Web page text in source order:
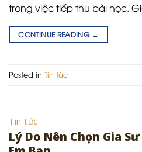
trong việc tiếp thu bài học.
CONTINUE READING →
Posted in Tin tức
Tin tức
Lý Do Nên Chọn Gia